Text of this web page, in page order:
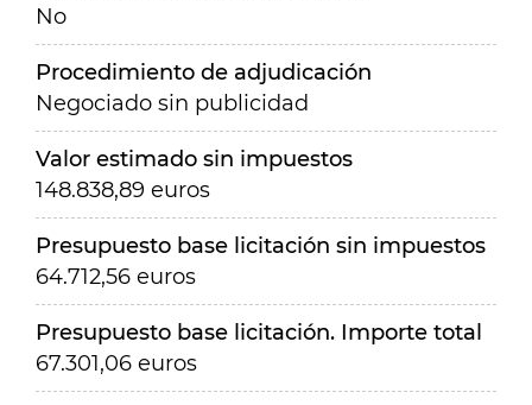
No
Procedimiento de adjudicación
Negociado sin publicidad
Valor estimado sin impuestos
148.838,89 euros
Presupuesto base licitación sin impuestos
64.712,56 euros
Presupuesto base licitación. Importe total
67.301,06 euros